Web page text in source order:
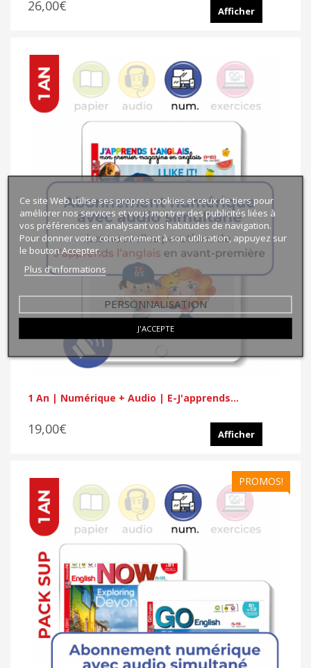
26,00€ Afficher
1 An | Numérique + Audio | E-J'apprends...
19,00€ Afficher
PROMOS!
Ce site Web utilise ses propres cookies et ceux de tiers pour
améliorer nos services et vous montrer des publicités liées à
vos préférences en analysant vos habitudes de navigation.
Pour donner votre consentement à son utilisation, appuyez sur
le bouton Accepter.
Plus d'informations
PERSONNALISATION
J'ACCEPTE